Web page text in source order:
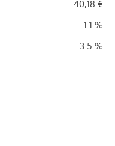
40,18 €
1.1 %
3.5 %